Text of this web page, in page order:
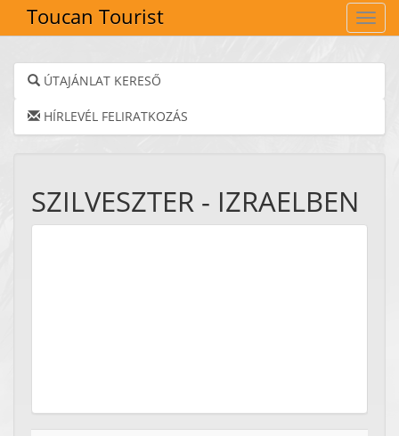
Toucan Tourist
ÚTAJÁNLAT KERESŐ
HÍRLEVÉL FELIRATKOZÁS
SZILVESZTER - IZRAELBEN